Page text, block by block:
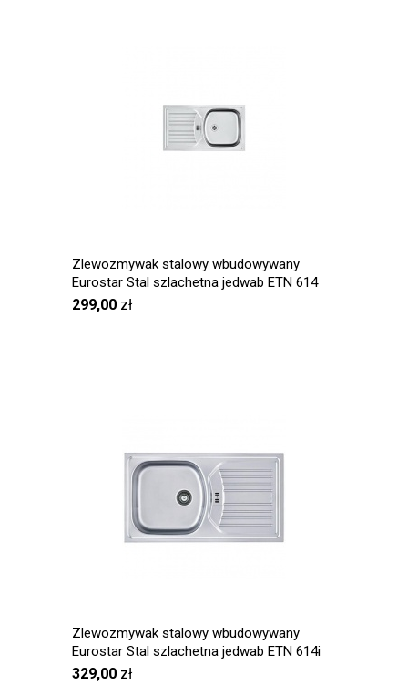
Zlewozmywak stalowy wbudowywany
Eurostar Stal szlachetna jedwab ETN 614
Nova
299,00 zł
Zlewozmywak stalowy wbudowywany
Eurostar Stal szlachetna jedwab ETN 614i
Nova
329,00 zł